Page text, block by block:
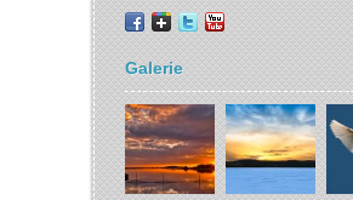
Galerie